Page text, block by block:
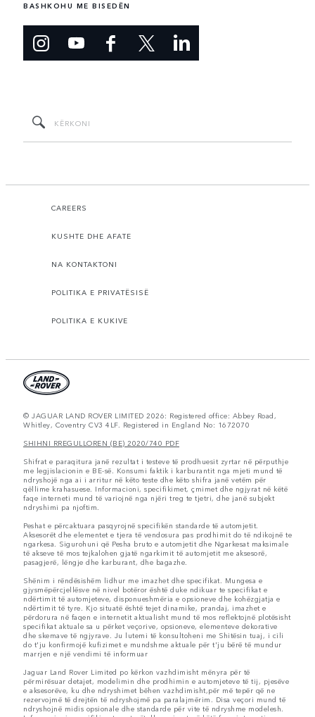
BASHKOHU ME BISEDËN
CAREERS
KUSHTE DHE AFATE
NA KONTAKTONI
POLITIKA E PRIVATËSISË
POLITIKA E KUKIVE
© JAGUAR LAND ROVER LIMITED 2026: Registered office: Abbey Road,
Whitley, Coventry CV3 4LF. Registered in England No: 1672070
SHIHNI RREGULLOREN (BE) 2020/740 PDF
Shifrat e paraqitura janë rezultat i testeve të prodhuesit zyrtar në përputhje
me legjislacionin e BE-së. Konsumi faktik i karburantit nga mjeti mund të
ndryshojë nga ai i arritur në këto teste dhe këto shifra janë vetëm për
qëllime krahasuese. Informacioni, specifikimet, çmimet dhe ngjyrat në këtë
faqe interneti mund të variojnë nga njëri treg te tjetri, dhe janë subjekt
ndryshimi pa njoftim.
Peshat e përcaktuara pasqyrojnë specifikën standarde të automjetit.
Aksesorët dhe elementet e tjera të vendosura pas prodhimit do të ndikojnë te
ngarkesa. Sigurohuni që Pesha bruto e automjetit dhe Ngarkesat maksimale
të akseve të mos tejkalohen gjatë ngarkimit të automjetit me aksesorë,
pasagjerë, lëngje dhe karburant, dhe bagazhe.
Shënim i rëndësishëm lidhur me imazhet dhe specifikat. Mungesa e
gjysmëpërcjellësve në nivel botëror është duke ndikuar te specifikat e
ndërtimit të automjeteve, disponueshmëria e opsioneve dhe kohëzgjatja e
ndërtimit të tyre. Kjo situatë është tejet dinamike, prandaj, imazhet e
përdorura në faqen e internetit aktualisht mund të mos reflektojnë plotësisht
specifikat aktuale sa u përket veçorive, opsioneve, elementeve dekorative
dhe skemave të ngjyrave. Ju lutemi të konsultoheni me Shitësin tuaj, i cili
do t'ju konfirmojë kufizimet e mundshme aktuale për t'ju bërë të mundur
marrjen e një vendimi të informuar
Jaguar Land Rover Limited po kërkon vazhdimisht mënyra për të
përmirësuar detajet, modelimin dhe prodhimin e automjeteve të tij, pjesëve
e aksesorëve, ku dhe ndryshimet bëhen vazhdimisht,për më tepër që ne
rezervojmë të drejtën të ndryshojmë pa paralajmërim. Disa veçori mund të
ndryshojnë midis opsionale dhe standarde për vite të ndryshme modelesh.